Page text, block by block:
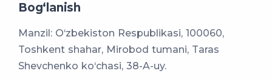
Bog‘lanish
Manzil: O‘zbekiston Respublikasi, 100060,
Toshkent shahar, Mirobod tumani, Taras
Shevchenko ko‘chasi, 38-A-uy.